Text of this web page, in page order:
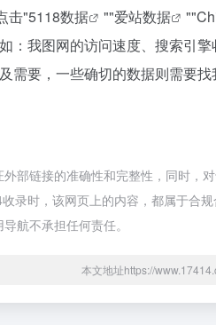
击"5118数据 ""爱站数据 ""
：我图网的访问速度、搜索引
需要，一些确切的数据则需要
部链接的准确性和完整性，同时，
录时，该网页上的内容，都属于合
航不承担任何责任。
本文地址https://